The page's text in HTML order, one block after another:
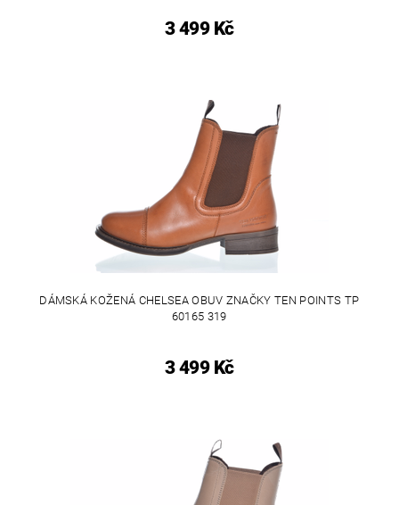
3 499 Kč
DÁMSKÁ KOŽENÁ CHELSEA OBUV ZNAČKY TEN POINTS TP
60165 319
3 499 Kč